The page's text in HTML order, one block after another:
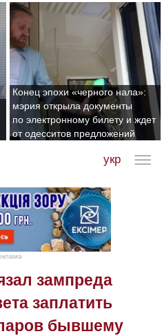
Конец эпохи «черного нала»:
мэрия открыла документы
по электронному билету и ждет
от одесситов предложений
укр
зампреда
заплатить
бывшему